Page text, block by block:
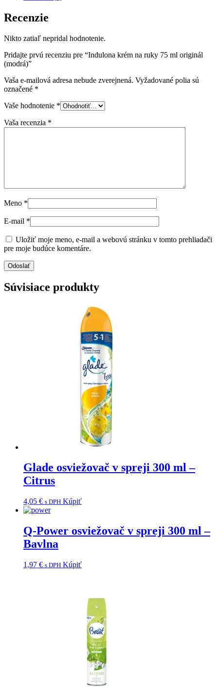
Recenzie
Nikto zatiaľ nepridal hodnotenie.
Pridajte prvú recenziu pre “Indulona krém na ruky 75 ml originál
(modrá)”
Vaša e-mailová adresa nebude zverejnená. Vyžadované polia sú
označené *
Vaše hodnotenie *
Vaša recenzia *
Meno *
E-mail *
Uložiť moje meno, e-mail a webovú stránku v tomto prehliadači
pre moje budúce komentáre.
Súvisiace produkty
Glade osviežovač v spreji 300 ml –
Citrus
4,05 € s DPH Kúpiť
Q-Power osviežovač v spreji 300 ml –
Bavlna
1,97 € s DPH Kúpiť